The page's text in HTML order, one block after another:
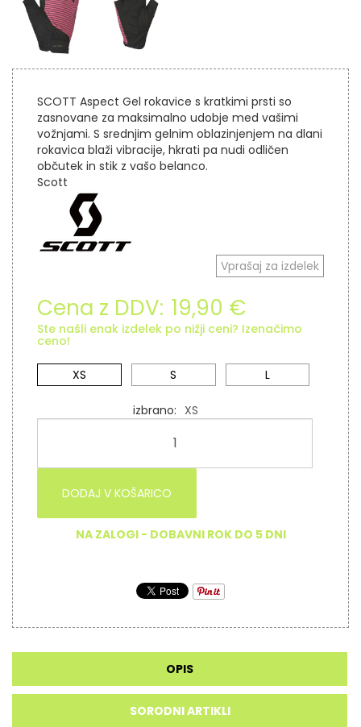
SCOTT Aspect Gel rokavice s kratkimi prsti so
zasnovane za maksimalno udobje med vašimi
vožnjami. S srednjim gelnim oblazinjenjem na dlani
rokavica blaži vibracije, hkrati pa nudi odličen
občutek in stik z vašo belanco.
Scott
Vprašaj za izdelek
Cena z DDV: 19,90 €
Ste našli enak izdelek po nižji ceni? Izenačimo
ceno!
XS S L
izbrano XS
DODAJ V KOŠARICO
NA ZALOGI - DOBAVNI ROK DO 5 DNI
OPIS
SORODNI ARTIKLI